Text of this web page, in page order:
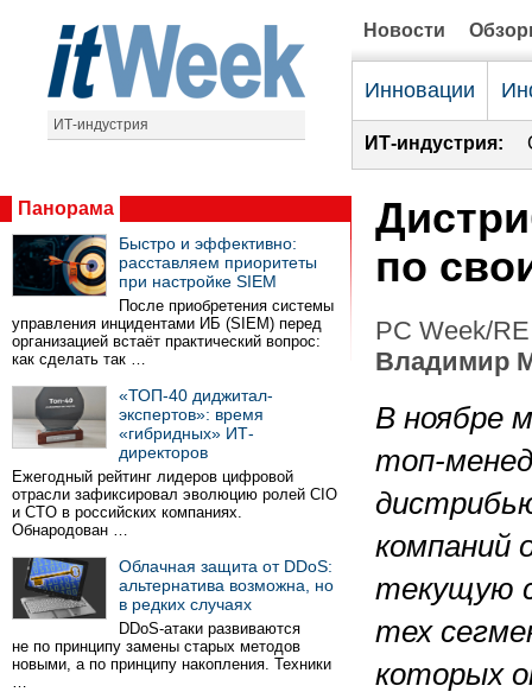
ИТ-индустрия
Новости
Инновации
ИТ-индустрия:
Панорама
Быстро и эффективно:
расставляем приоритеты
при настройке SIEM
После приобретения системы
управления инцидентами ИБ (SIEM) перед
организацией встаёт практический вопрос:
как сделать так …
«ТОП-40 диджитал-
экспертов»: время
«гибридных» ИТ-
директоров
Ежегодный рейтинг лидеров цифровой
отрасли зафиксировал эволюцию ролей CIO
и CTO в российских компаниях.
Обнародован …
Облачная защита от DDoS:
альтернатива возможна, но
в редких случаях
DDoS-атаки развиваются
не по принципу замены старых методов
новыми, а по принципу накопления. Техники
…
по
PC Week/
Владимир
В ноябре
топ-
компаний
текущую
тех
которых